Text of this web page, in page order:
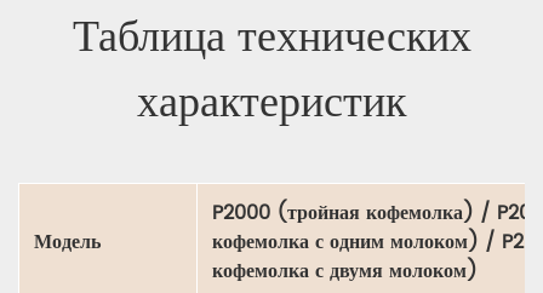
Таблица технических
характеристик
Модель
P2000 (тройная кофемолка) /
кофемолка с одним молоком) /
кофемолка с двумя молоком)